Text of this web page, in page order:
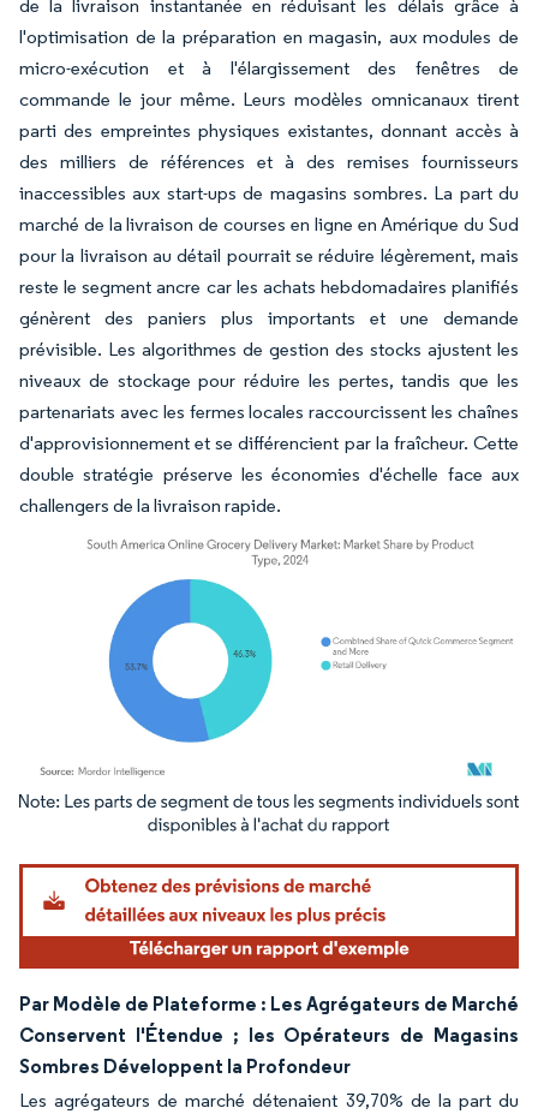
de la livraison instantanée en réduisant les délais grâce à
l'optimisation de la préparation en magasin, aux modules de
micro-exécution et à l'élargissement des fenêtres de
commande le jour même. Leurs modèles omnicanaux tirent
parti des empreintes physiques existantes, donnant accès à
des milliers de références et à des remises fournisseurs
inaccessibles aux start-ups de magasins sombres. La part du
marché de la livraison de courses en ligne en Amérique du Sud
pour la livraison au détail pourrait se réduire légèrement, mais
reste le segment ancre car les achats hebdomadaires planifiés
génèrent des paniers plus importants et une demande
prévisible. Les algorithmes de gestion des stocks ajustent les
niveaux de stockage pour réduire les pertes, tandis que les
partenariats avec les fermes locales raccourcissent les chaînes
d'approvisionnement et se différencient par la fraîcheur. Cette
double stratégie préserve les économies d'échelle face aux
challengers de la livraison rapide.
Image © Mordor Intelligence. La réutilisation nécessite une attribution sous CC BY
Par Modèle de Plateforme : Les Agrégateurs de Marché
Conservent l'Étendue ; les Opérateurs de Magasins
Sombres Développent la Profondeur
Les agrégateurs de marché détenaient 39,70% de la part du